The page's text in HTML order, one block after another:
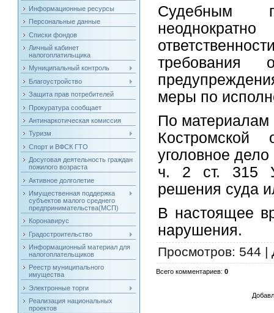
Информационные ресурсы
Персональные данные
Списки фондов
Личный кабинет
налогоплатильщика
Муниципальный контроль
Благоустройство
Защита прав потребителей
Прокуратура сообщает
Антинаркотическая комиссия
Туризм
Спорт и ВФСК ГТО
Досуговая деятельность граждан
пожилого возраста
Активное долголетие
Имущественная поддержка
субъектов малого среднего
предпринимательства(МСП)
Коронавирус
Градостроительство
Информационный материал для
налогоплательщиков
Реестр муниципального
имущества
Электронные торги
Реализация национальных
проектов
Судебным
меры по
По материалам
Костромской
уголовное дело
ч. 2 ст. 315
решения суда
В настоящее
нарушения.
Просмотров: 544 |
Всего комментариев:0